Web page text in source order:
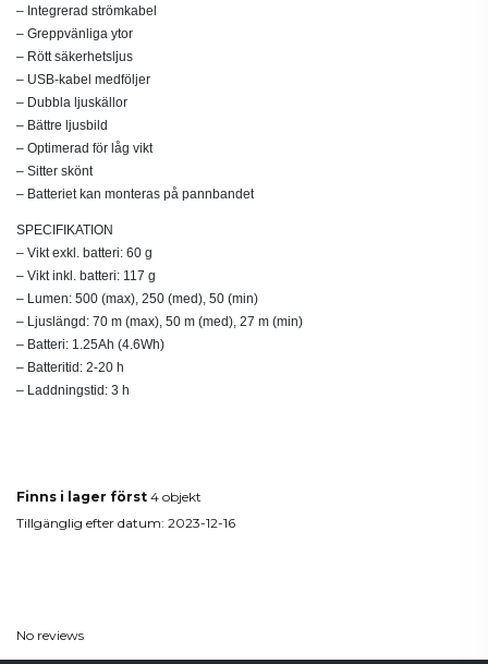
– Integrerad strömkabel
– Greppvänliga ytor
– Rött säkerhetsljus
– USB-kabel medföljer
– Dubbla ljuskällor
– Bättre ljusbild
– Optimerad för låg vikt
– Sitter skönt
– Batteriet kan monteras på pannbandet
SPECIFIKATION
– Vikt exkl. batteri: 60 g
– Vikt inkl. batteri: 117 g
– Lumen: 500 (max), 250 (med), 50 (min)
– Ljuslängd: 70 m (max), 50 m (med), 27 m (min)
– Batteri: 1.25Ah (4.6Wh)
– Batteritid: 2-20 h
– Laddningstid: 3 h
Finns i lager först 4 objekt
Tillgänglig efter datum: 2023-12-16
No reviews